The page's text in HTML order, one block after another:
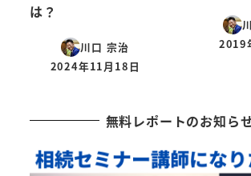
は？
川口 宗治
投稿日
2024年11月18日
投稿日
2019
無料レポートのお知ら